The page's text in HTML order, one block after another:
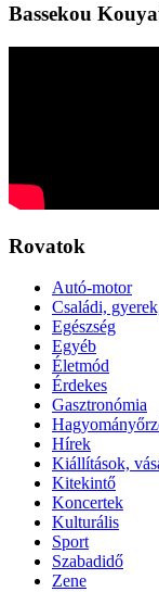
Bassekou
Rovatok
Autó-motor
Családi,
Egészség
Egyéb
Életmód
Érdekes
Gasztronómia
Hírek
Kiállítások,
Kitekintő
Koncertek
Kulturális
Sport
Szabadidő
Zene